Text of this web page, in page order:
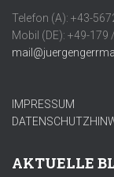
Telefon (A): +43-
Mobil (DE): +49-179
IMPRESSUM
AKTUELLE